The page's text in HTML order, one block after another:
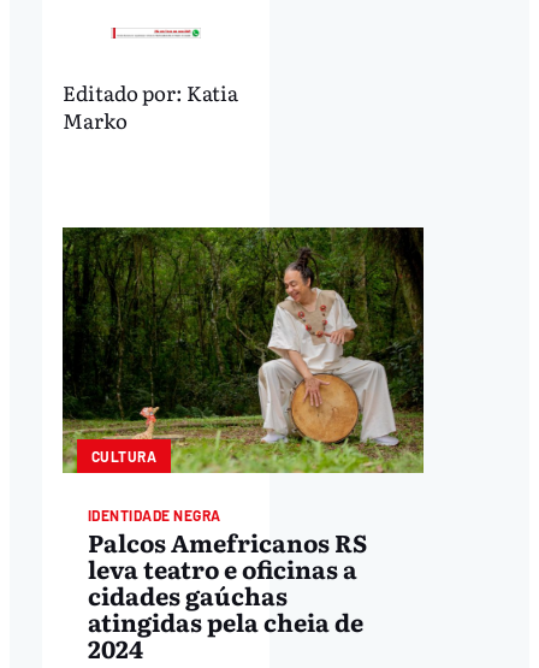
Editado por: Katia
Marko
CULTURA
IDENTIDADE NEGRA
Palcos Amefricanos RS
leva teatro e oficinas a
cidades gaúchas
atingidas pela cheia de
2024